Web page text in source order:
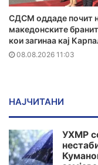
СДСМ оддаде почит
македонските
кои загинаа кај
08.08.2026 11:03
НАЈЧИТАНИ
УХМР